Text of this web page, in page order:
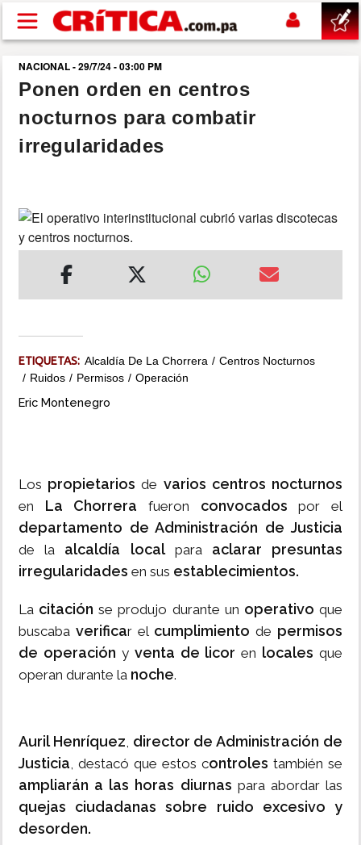
Pasar al contenido principal
buscar
SUCESOS
POLÍTICA
SHOW
DEPORTES
IMPRESO
NACIONAL - 29/7/24 - 03:00 PM
Ponen orden en centros
nocturnos para combatir
irregularidades
ETIQUETAS: Alcaldía De La Chorrera
Centros Nocturnos
Ruidos
Permisos Operación
Eric Montenegro
Los propietarios de varios centros nocturnos
en La Chorrerafueron convocados por el
departamento de Administración de Justicia
de la alcaldía localparaaclarar presuntas
irregularidades en sus establecimientos.
La citaciónse produjo durante un operativo que
buscaba verificar el cumplimiento de permisos
de operación yventa de licor en locales que
operan durante la noche.
Auril Henríquez, director de Administración de
Justicia, destacó que estos controles también se
ampliarán a las horas diurnas para abordar las
quejas ciudadanas sobre ruido excesivo y
desorden.